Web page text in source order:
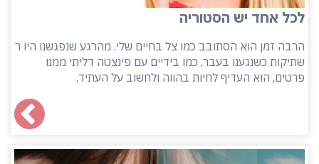
לכל אחד יש הסטוריה
הרבה זמן הוא הסתובב כמו צל בחיים שלי. מהרגע שנפגשנו היו ר
שתיקות כשנגענו בעבר, כמו בידיים עם פינצטה דליתי ממנו
פרטים, הוא העדיף לחיות בהווה ולחשוב על העתיד.